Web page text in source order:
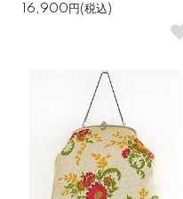
16,900円(税込)